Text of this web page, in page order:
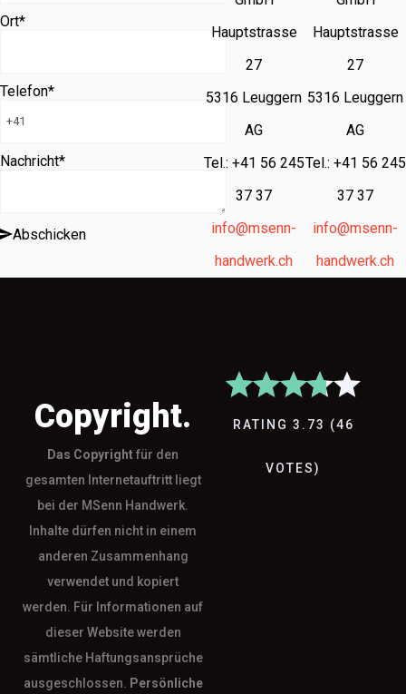
Ort*
Telefon*
Nachricht*
Abschicken
Hauptstrasse
27
5316 Leuggern
AG
Tel.: +41 56 245
37 37
info@msenn-
handwerk.ch
Hauptstrasse
27
5316 Leuggern
AG
Tel.: +41 56 245
37 37
info@msenn-
handwerk.ch
Copyright.
Das Copyrightfür den
gesamten Internetauftritt liegt
bei der MSenn Handwerk.
Inhalte dürfen nicht in einem
anderen Zusammenhang
verwendet und kopiert
werden. Für Informationen auf
dieser Website werden
sämtliche Haftungsansprüche
ausgeschlossen. Persönliche
RATING 3.73 (46
VOTES)